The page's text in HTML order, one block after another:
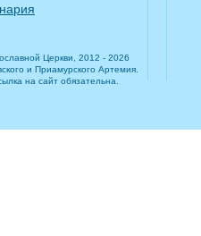
Церкви, 2012 - 2026
и Приамурского Артемия.
на сайт обязательна.